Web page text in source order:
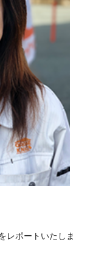
レポートいたしま